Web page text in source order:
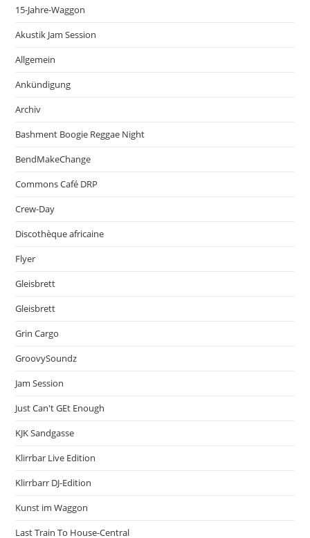
15-Jahre-Waggon
Akustik Jam Session
Allgemein
Ankündigung
Archiv
Bashment Boogie Reggae Night
BendMakeChange
Commons Café DRP
Crew-Day
Discothèque africaine
Flyer
Gleisbrett
Gleisbrett
Grin Cargo
GroovySoundz
Jam Session
Just Can't GEt Enough
KJK Sandgasse
Klirrbar Live Edition
Klirrbarr DJ-Edition
Kunst im Waggon
Last Train To House-Central